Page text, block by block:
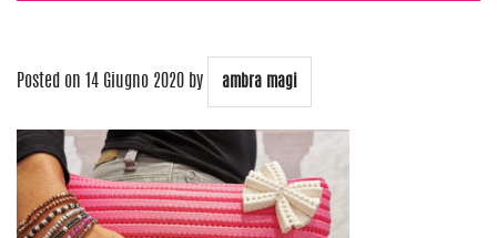
Posted on 14 Giugno 2020 by ambra magi